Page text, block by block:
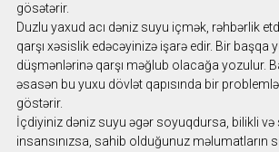
gösətərir.
Duzlu yaxud acı dəniz suyu içmək, rəhbərlik
qarşı xəsislik edəcəyinizə işarə edir. Bir başqa
düşmənlərinə qarşı məğlub olacağa yozulur.
əsasən bu yuxu dövlət qapısında bir problemlə
göstərir.
İçdiyiniz dəniz suyu əgər soyuqdursa, bilikli və
insansınızsa, sahib olduğunuz məlumatların